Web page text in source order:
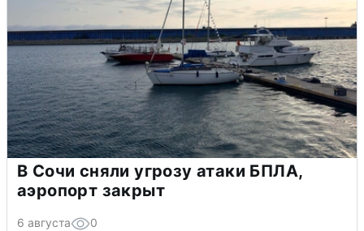
В Сочи сняли угрозу атаки БПЛА,
аэропорт закрыт
6 августа 0